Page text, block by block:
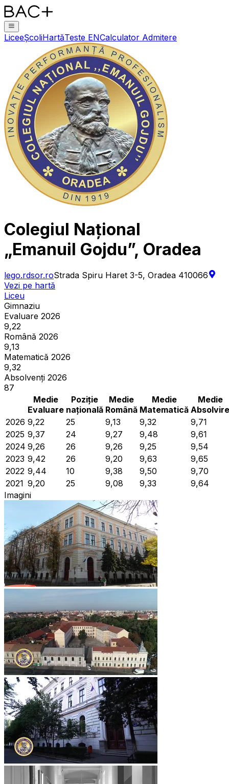
LiceeȘcoliHartăTeste ENCalculator Admitere
Colegiul Național
„Emanuil Gojdu”, Oradea
lego.rdsor.roStrada Spiru Haret 3-5, Oradea 410066
Vezi pe hartă
Liceu
Gimnaziu
Evaluare 2026
9,22
Română 2026
9,13
Matematică 2026
9,32
Absolvenți 2026
87
Medie
Evaluare
Poziție
națională
Medie
Română
Medie
Matematică
Medie
Absolvire
2026 9,22 25 9,13 9,32
9,71
2025 9,37 24 9,27 9,48
9,61
2024 9,26 26 9,26 9,25
9,54
2023 9,42 26 9,20 9,63
9,65
2022 9,44 10 9,38 9,50
9,70
2021 9,20 25 9,08 9,33
9,64
Imagini